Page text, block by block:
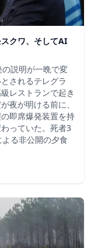
クワ、そしてAI
説明が一晩で変
されるテレグラ
レストランで起き
夜が明ける前に、
即席爆発装置を持
っていた。死者3
る非公開の夕食